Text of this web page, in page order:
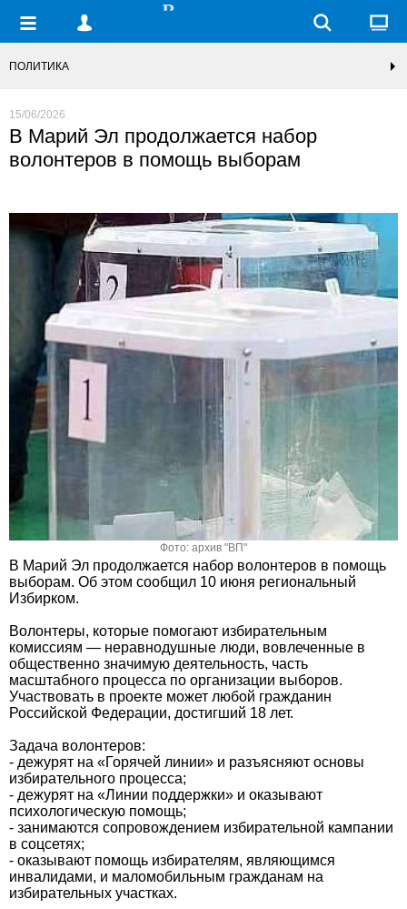
ПОЛИТИКА
15/06/2026
В Марий Эл продолжается набор
волонтеров в помощь выборам
Фото: архив "ВП"
В Марий Эл продолжается набор волонтеров в помощь
выборам. Об этом сообщил 10 июня региональный
Избирком.
Волонтеры, которые помогают избирательным
комиссиям — неравнодушные люди, вовлеченные в
общественно значимую деятельность, часть
масштабного процесса по организации выборов.
Участвовать в проекте может любой гражданин
Российской Федерации, достигший 18 лет.
Задача волонтеров:
- дежурят на «Горячей линии» и разъясняют основы
избирательного процесса;
- дежурят на «Линии поддержки» и оказывают
психологическую помощь;
- занимаются сопровождением избирательной кампании
в соцсетях;
- оказывают помощь избирателям, являющимся
инвалидами, и маломобильным гражданам на
избирательных участках.